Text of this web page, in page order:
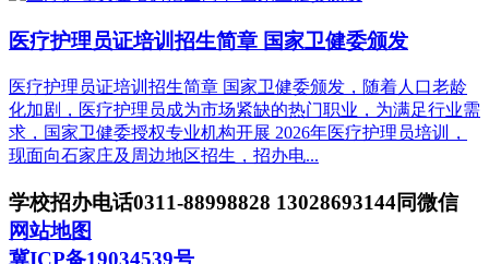
医疗护理员证培训招生简章 国家卫健委颁发
医疗护理员证培训招生简章 国家卫健委颁发，随着人口老龄
化加剧，医疗护理员成为市场紧缺的热门职业，为满足行业需
求，国家卫健委授权专业机构开展 2026年医疗护理员培训，
现面向石家庄及周边地区招生，招办电...
学校招办电话0311-88998828 13028693144同微信
网站地图
冀ICP备19034539号